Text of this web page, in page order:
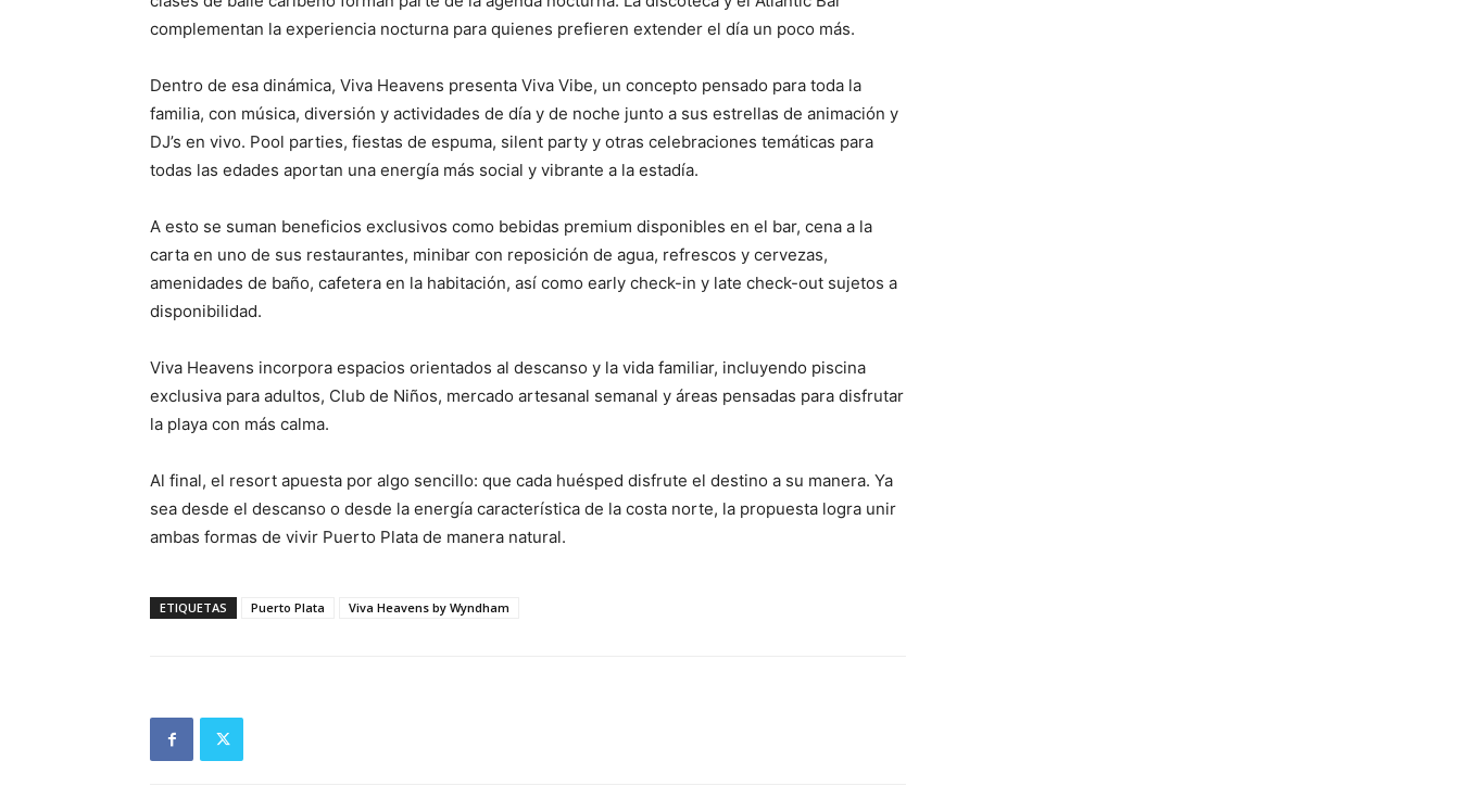
complementan la experiencia nocturna para quienes prefieren extender el día un poco más.
Dentro de esa dinámica, Viva Heavens presenta Viva Vibe, un concepto pensado para toda la
familia, con música, diversión y actividades de día y de noche junto a sus estrellas de animación y
DJ’s en vivo. Pool parties, fiestas de espuma, silent party y otras celebraciones temáticas para
todas las edades aportan una energía más social y vibrante a la estadía.
A esto se suman beneficios exclusivos como bebidas premium disponibles en el bar, cena a la
carta en uno de sus restaurantes, minibar con reposición de agua, refrescos y cervezas,
amenidades de baño, cafetera en la habitación, así como early check-in y late check-out sujetos a
disponibilidad.
Viva Heavens incorpora espacios orientados al descanso y la vida familiar, incluyendo piscina
exclusiva para adultos, Club de Niños, mercado artesanal semanal y áreas pensadas para disfrutar
la playa con más calma.
Al final, el resort apuesta por algo sencillo: que cada huésped disfrute el destino a su manera. Ya
sea desde el descanso o desde la energía característica de la costa norte, la propuesta logra unir
ambas formas de vivir Puerto Plata de manera natural.
ETIQUETAS Puerto Plata Viva Heavens by Wyndham